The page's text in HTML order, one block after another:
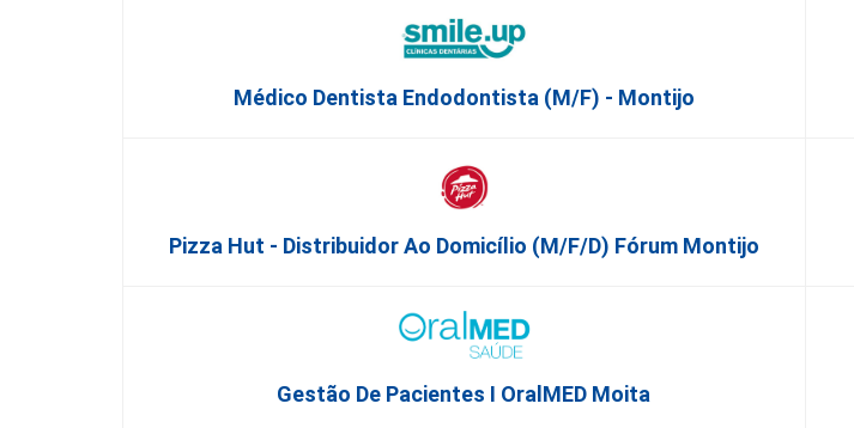
Médico Dentista Endodontista (M/F) - Montijo
Pizza Hut - Distribuidor Ao Domicílio (m/f/d) Fórum Montijo
Gestão De Pacientes I OralMED Moita